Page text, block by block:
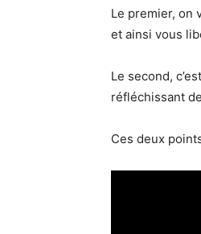
Le premier, on
et ainsi vous
Le second,
réfléchissant
Ces deux